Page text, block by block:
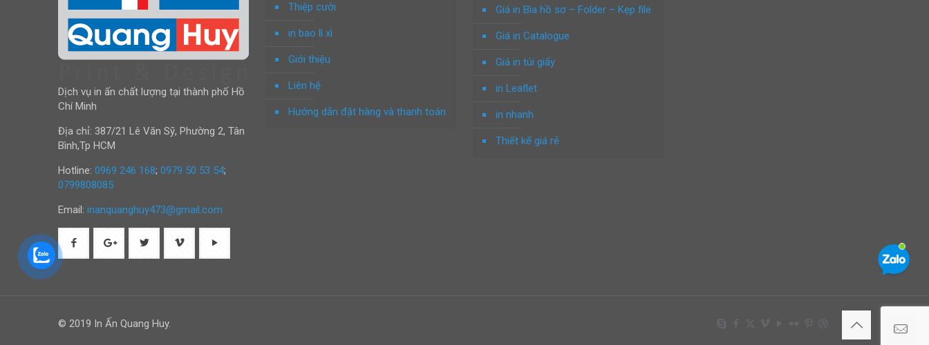
Dịch vụ in ấn chất lượng tại thành phố Hồ
Chí Minh
Địa chỉ: 387/21 Lê Văn Sỹ, Phường 2, Tân
Bình,Tp HCM
Hotline: 0969 246 168; 0979 50 53 54;
0799808085
Email: inanquanghuy473@gmail.com
Thiệp cưới
in bao lì xì
Giới thiệu
Liên hệ
Hướng dẫn đặt hàng và thanh toán
Giá in Bìa hồ sơ – Folder – Kẹp file
Giá in Catalogue
Giá in túi giấy
in Leaflet
in nhanh
Thiết kế giá rẻ
© 2019 In Ấn Quang Huy.